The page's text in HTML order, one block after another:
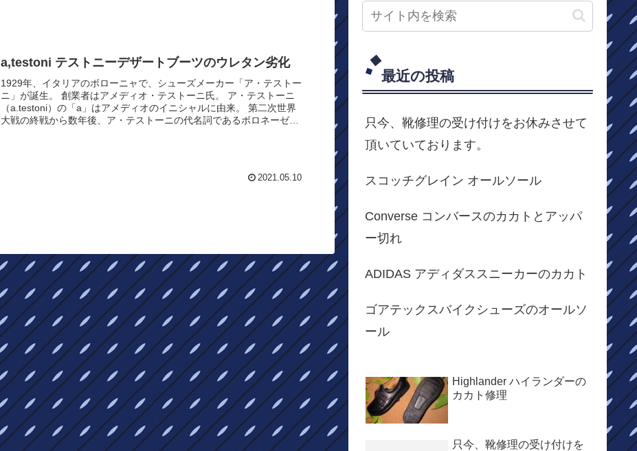
a,testoni テストニーデザートブーツのウレタン劣化
1929年、イタリアのボローニャで、シューズメーカー「ア・テストー
ニ」が誕生。 創業者はアメディオ・テストーニ氏。 ア・テストーニ
（a.testoni）の「a」はアメディオのイニシャルに由来。 第二次世界
大戦の終戦から数年後、ア・テストーニの代名詞であるボロネーゼ製
2021.05.10
最近の投稿
只今、靴修理の受け付けをお休みさせて
頂いていております。
スコッチグレイン オールソール
Converse コンバースのカカトとアッパ
ー切れ
ADIDAS アディダススニーカーのカカト
ゴアテックスバイクシューズのオールソ
ール
Highlander ハイランダーの
カカト修理
只今、靴修理の受け付けを